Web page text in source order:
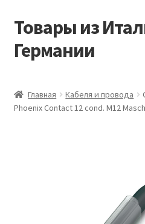
Перейти
навигации
Перейти
содержимому
Товары из
Германии
Виды доставки
Главная Кабеля и провода
Phoenix Contact 12 cond. M12